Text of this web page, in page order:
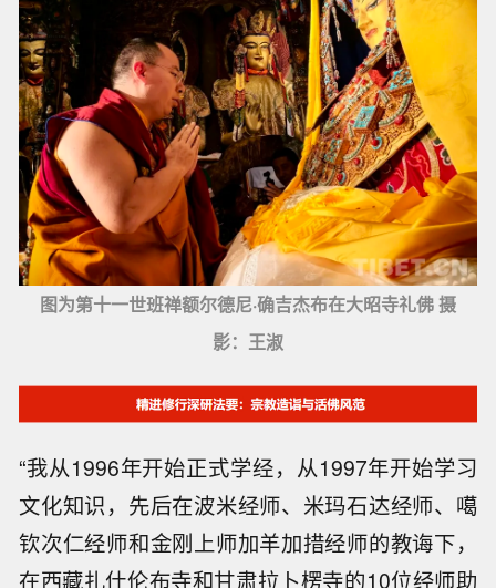
图为第十一世班禅额尔德尼·确吉杰布在大昭寺礼佛 摄
影：王淑
“我从1996年开始正式学经，从1997年开始学习
文化知识，先后在波米经师、米玛石达经师、噶
钦次仁经师和金刚上师加羊加措经师的教诲下，
在西藏扎什伦布寺和甘肃拉卜楞寺的10位经师助